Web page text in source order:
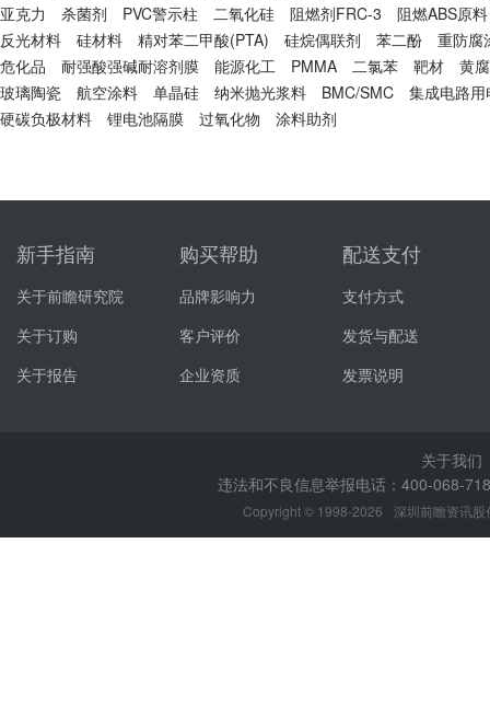
亚克力
杀菌剂 PVC警示柱 二氧化硅 阻燃剂FRC-3
阻燃ABS原料
反光材料
硅材料 精对苯二甲酸(PTA) 硅烷偶联剂 苯二酚
重防腐
危化品
耐强酸强碱耐溶剂膜 能源化工 PMMA 二氯苯 靶材
黄
玻璃陶瓷
航空涂料 单晶硅 纳米抛光浆料 BMC/SMC
集成电路
硬碳负极材料
锂电池隔膜 过氧化物 涂料助剂
新手指南
关于前瞻研究院
关于订购
关于报告
购买帮助
品牌影响力
客户评价
企业资质
配送支付
支付方式
发货与配送
发票说明
关于我们
违法和不良信息举报电话：400-068-
Copyright © 1998-2026 深圳前瞻资讯股